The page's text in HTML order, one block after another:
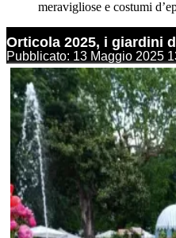
meravigliose e costumi
Orticola 2025, i giardini
Pubblicato: 13 Maggio 2025